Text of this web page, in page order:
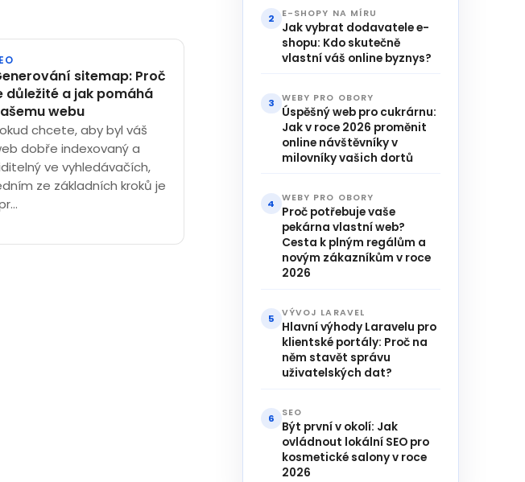
sitemap: Proč
důležité a jak pomáhá
webu
chcete, aby byl váš
dobře indexovaný a
ve vyhledávačích,
ze základních kroků je
2 E-SHOPY NA MÍRU
Jak vybrat dodavatele e-
shopu: Kdo skutečně
vlastní váš online byznys?
3 WEBY PRO OBORY
Úspěšný web pro cukrárnu:
Jak v roce 2026 proměnit
online návštěvníky v
milovníky vašich dortů
4 WEBY PRO OBORY
Proč potřebuje vaše
pekárna vlastní web?
Cesta k plným regálům a
novým zákazníkům v roce
2026
5 VÝVOJ LARAVEL
Hlavní výhody Laravelu pro
klientské portály: Proč na
něm stavět správu
uživatelských dat?
6 SEO
Být první v okolí: Jak
ovládnout lokální SEO pro
kosmetické salony v roce
2026